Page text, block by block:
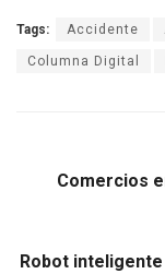
Tags: Accidente
Columna Digital
Comercios
Robot